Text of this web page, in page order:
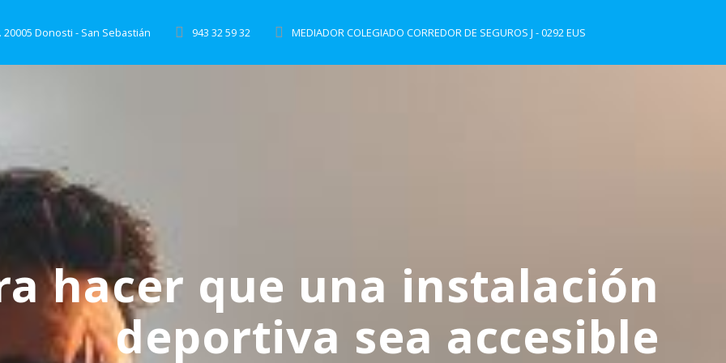
20005 Donosti - San Sebastián 943 32 59 32 MEDIADOR COLEGIADO CORREDOR DE SEGUROS J - 0292 EUS
hacer que una instalación
deportiva sea accesible